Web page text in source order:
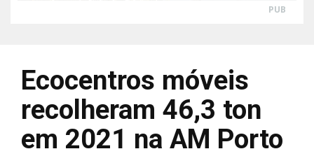
PUB
Ecocentros móveis
recolheram 46,3 ton
em 2021 na AM Porto